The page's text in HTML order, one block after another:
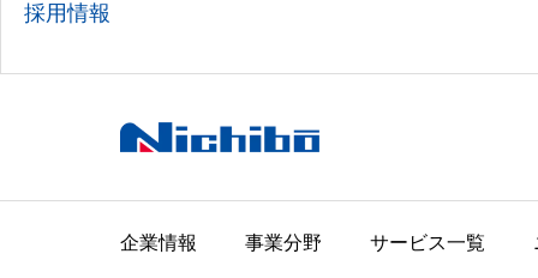
採用情報
企業情報 事業分野 サービス一覧